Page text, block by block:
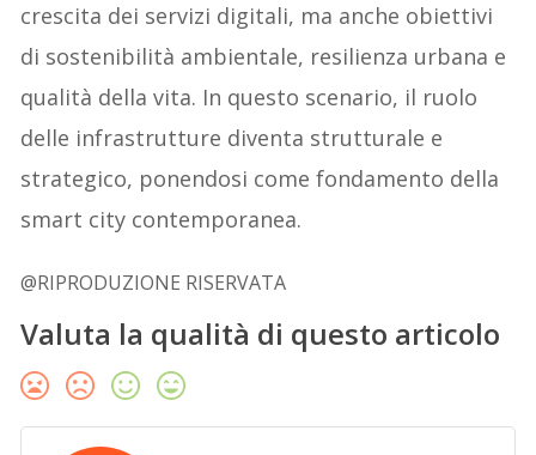
crescita dei servizi digitali, ma anche obiettivi
di sostenibilità ambientale, resilienza urbana e
qualità della vita. In questo scenario, il ruolo
delle infrastrutture diventa strutturale e
strategico, ponendosi come fondamento della
smart city contemporanea.
@RIPRODUZIONE RISERVATA
Valuta la qualità di questo articolo